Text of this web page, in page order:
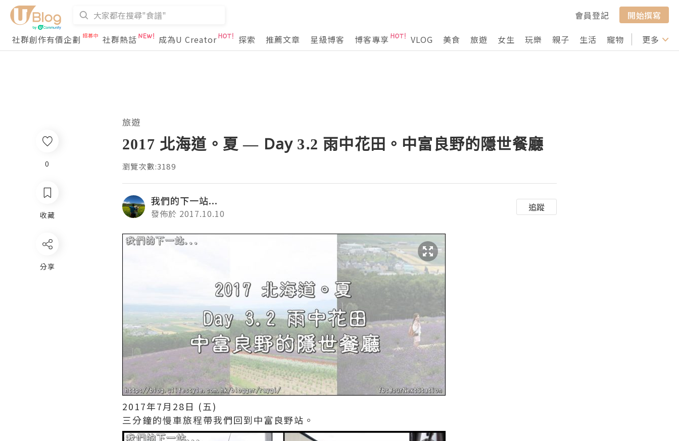
會員登記
開始撰寫
社群創作有價企劃
社群熱話 成為U Creator 探索 推薦文章 星級博客 博客專享 VLOG 美食 旅遊 女生 玩樂 親子 生活 寵物 行山 打卡
更多
0
收藏
分享
旅遊
2017 北海道。夏 — Day 3.2 雨中花田。中富良野的隱世餐廳
瀏覽次數:3189
我們的下一站...
發佈於 2017.10.10
追蹤
2017年7月28日 (五)
三分鐘的慢車旅程帶我們回到中富良野站。